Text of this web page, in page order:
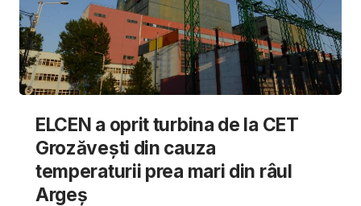
ELCEN a oprit turbina de la CET
Grozăvești din cauza
temperaturii prea mari din râul
Argeș